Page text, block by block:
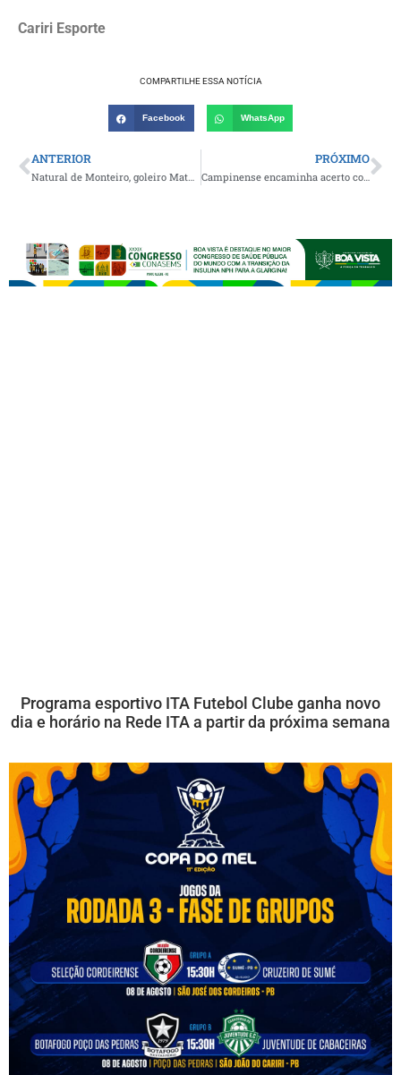
Cariri Esporte
COMPARTILHE ESSA NOTÍCIA
Facebook WhatsApp
ANTERIOR PRÓXIMO
Campinense encaminha acerto com Galeguinho Barroso, ex-gerente de futebol do Serra Branca
Programa esportivo ITA Futebol Clube ganha novo
dia e horário na Rede ITA a partir da próxima semana